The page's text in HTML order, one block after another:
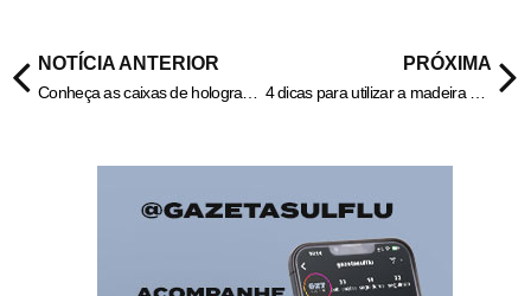
NOTÍCIA ANTERIOR
Conheça as caixas de holograma que podem levar vídeos “3D“ à sua sala de estar
PRÓXIMA
4 dicas para utilizar a madeira na arquitetura residencial